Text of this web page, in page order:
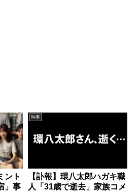
ント
」事
時事
【訃報】環八太郎ハガキ職
人「31歳で逝去」家族コメ